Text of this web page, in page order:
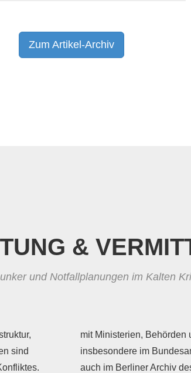
Zum Artikel-Archiv
&
und Notfallplanungen im Kalten
sind
mit Ministerien, Behörden
insbesondere im
auch im Berliner Archiv